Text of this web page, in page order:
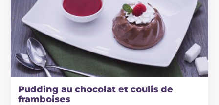
Pudding au chocolat et coulis de
framboises